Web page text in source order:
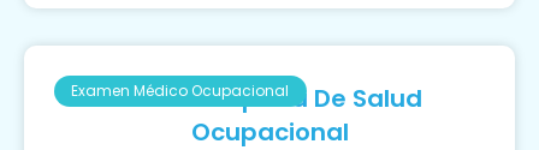
Examen Médico Ocupacional
Guía Completa De Salud
Ocupacional